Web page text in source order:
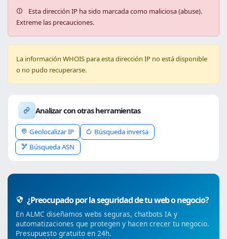
Esta dirección IP ha sido marcada como maliciosa (abuse).
Extreme las precauciones.
La información WHOIS para esta dirección IP no está disponible
o no pudo recuperarse.
Analizar con otras herramientas
Geolocalizar IP
Búsqueda inversa
Búsqueda ASN
¿Preocupado por la seguridad de tu web o negocio?
En ALMC diseñamos webs seguras, chatbots IA y
automatizaciones que protegen y hacen crecer tu negocio.
Presupuesto gratuito en 24h.